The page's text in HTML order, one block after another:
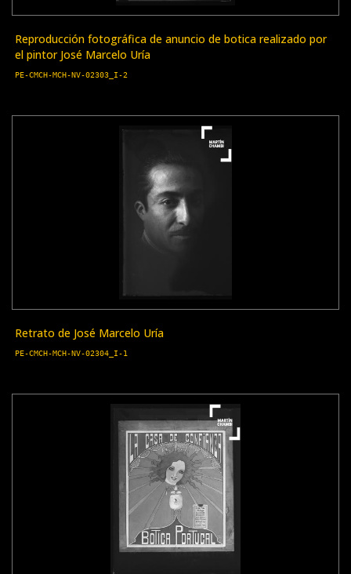
Reproducción fotográfica de anuncio de botica realizado por
el pintor José Marcelo Uría
PE-CMCH-MCH-NV-02303_I-2
Retrato de José Marcelo Uría
PE-CMCH-MCH-NV-02304_I-1